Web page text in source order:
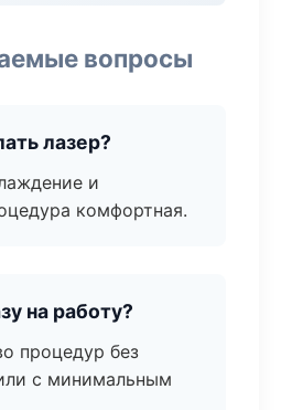
вопросы
лазер?
и
комфортная.
на работу?
процедур без
с минимальным